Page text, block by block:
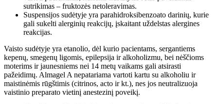
sutrikimas – fruktozės netoleravimas.
Suspensijos sudėtyje yra parahidroksibenzoato darinių, kurie
gali sukelti alerginių reakcijų, įskaitant uždelstas alergines
reakcijas.
Vaisto sudėtyje yra etanolio, dėl kurio pacientams, sergantiems
kepenų, smegenų ligomis, epilepsija ir alkoholizmu, bei nėščioms
moterims ir jaunesniems nei 14 metų vaikams gali atsirasti
pažeidimų. Almagel A nepatariama vartoti kartu su alkoholiu ir
maistinėmis rūgštimis (citrinos, acto ir kt.), nes jos neutralizuoja
vaistinio preparato vietinį anestezinį poveikį.